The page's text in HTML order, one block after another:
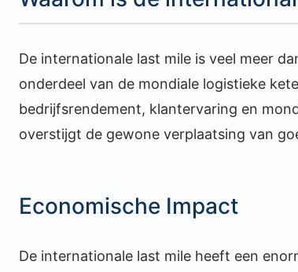
De internationale last mile is veel meer
onderdeel van de mondiale logistieke
bedrijfsrendement, klantervaring en
overstijgt de gewone verplaatsing van
Economische Impact
De internationale last mile heeft een